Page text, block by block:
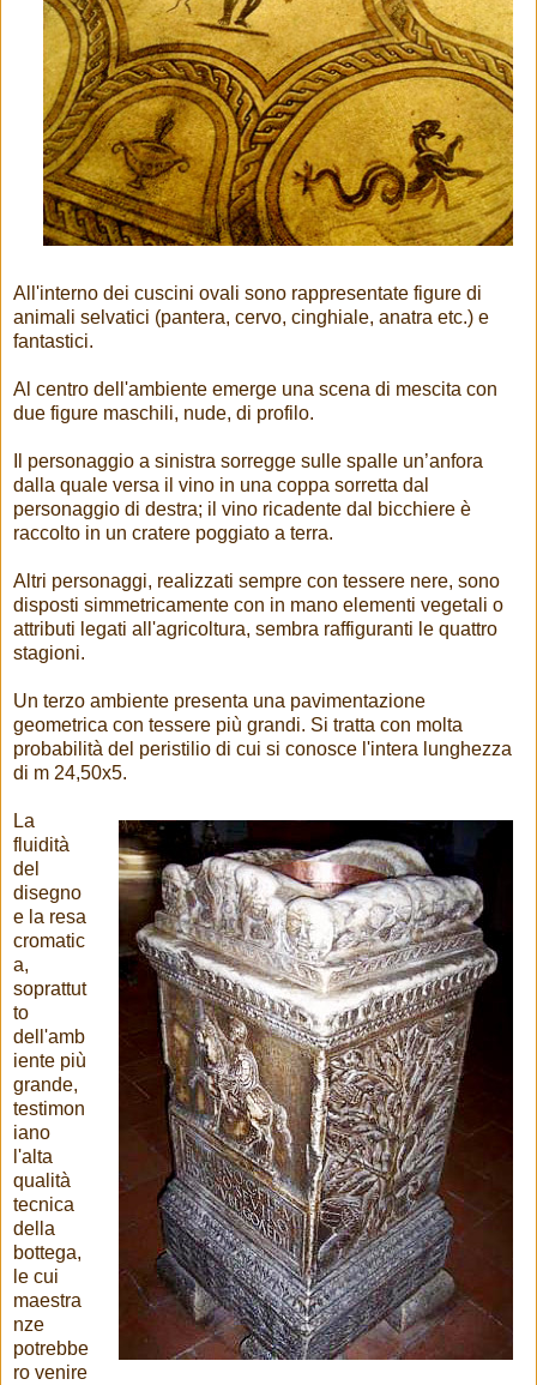
All'interno dei cuscini ovali sono rappresentate figure di
animali selvatici (pantera, cervo, cinghiale, anatra etc.) e
fantastici.
Al centro dell'ambiente emerge una scena di mescita con
due figure maschili, nude, di profilo.
Il personaggio a sinistra sorregge sulle spalle un’anfora
dalla quale versa il vino in una coppa sorretta dal
personaggio di destra; il vino ricadente dal bicchiere è
raccolto in un cratere poggiato a terra.
Altri personaggi, realizzati sempre con tessere nere, sono
disposti simmetricamente con in mano elementi vegetali o
attributi legati all'agricoltura, sembra raffiguranti le quattro
stagioni.
Un terzo ambiente presenta una pavimentazione
geometrica con tessere più grandi. Si tratta con molta
probabilità del peristilio di cui si conosce l'intera lunghezza
di m 24,50x5.
La
fluidità
del
disegno
e la resa
cromatic
a,
soprattut
to
dell'amb
iente più
grande,
testimon
iano
l'alta
qualità
tecnica
della
bottega,
le cui
maestra
nze
potrebbe
ro venire